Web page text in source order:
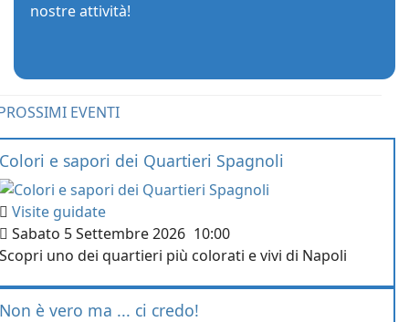
nostre attività!
EVENTI
Colori e sapori dei Quartieri Spagnoli
Visite guidate
Sabato 5 Settembre 2026 10:00
Scopri uno dei quartieri più colorati e vivi di Napoli
Non è vero ma ... ci credo!